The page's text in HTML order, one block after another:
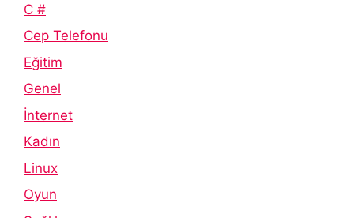
C #
Cep Telefonu
Eğitim
Genel
İnternet
Kadın
Linux
Oyun